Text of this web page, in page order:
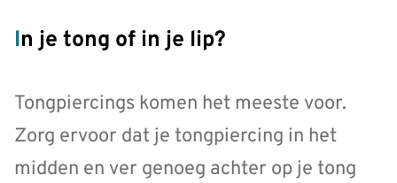
In je tong of in je lip?
Tongpiercings komen het meeste voor.
Zorg ervoor dat je tongpiercing in het
midden en ver genoeg achter op je tong